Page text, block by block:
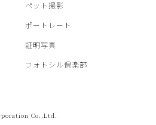
ペット撮影
ポートレート
証明写真
フォトシル倶楽部
Co.,Ltd.